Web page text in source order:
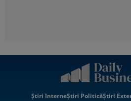
Știri InterneȘtiri PoliticăȘtiri